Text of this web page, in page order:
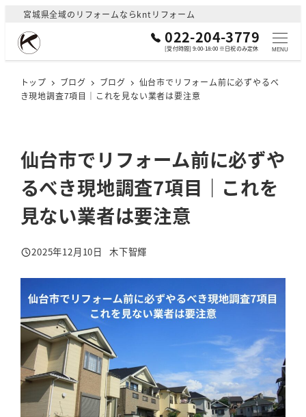
コ
宮城県全域のリフォームならkntリフォーム
022-204-3779
[受付時間] 9:00-18:00 ※日祝のみ定休 MENU
トップ ブログ ブログ
仙台市でリフォーム前に必ずやるべ
き現地調査7項目｜これを見ない業者は要注意
仙台市でリフォーム前に必ずや
るべき現地調査7項目｜これを
見ない業者は要注意
投稿日
2025年12月10日
著
木下智輝